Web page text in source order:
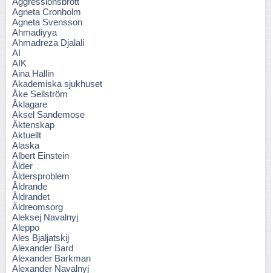
Agneta Cronholm
Agneta Svensson
Ahmadiyya
Ahmadreza Djalali
AI
AIK
Aina Hallin
Akademiska sjukhuset
Åke Sellström
Åklagare
Aksel Sandemose
Äktenskap
Aktuellt
Alaska
Albert Einstein
Ålder
Åldersproblem
Åldrande
Åldrandet
Äldreomsorg
Aleksej Navalnyj
Aleppo
Ales Bjaljatskij
Alexander Bard
Alexander Barkman
Alexander Navalnyj